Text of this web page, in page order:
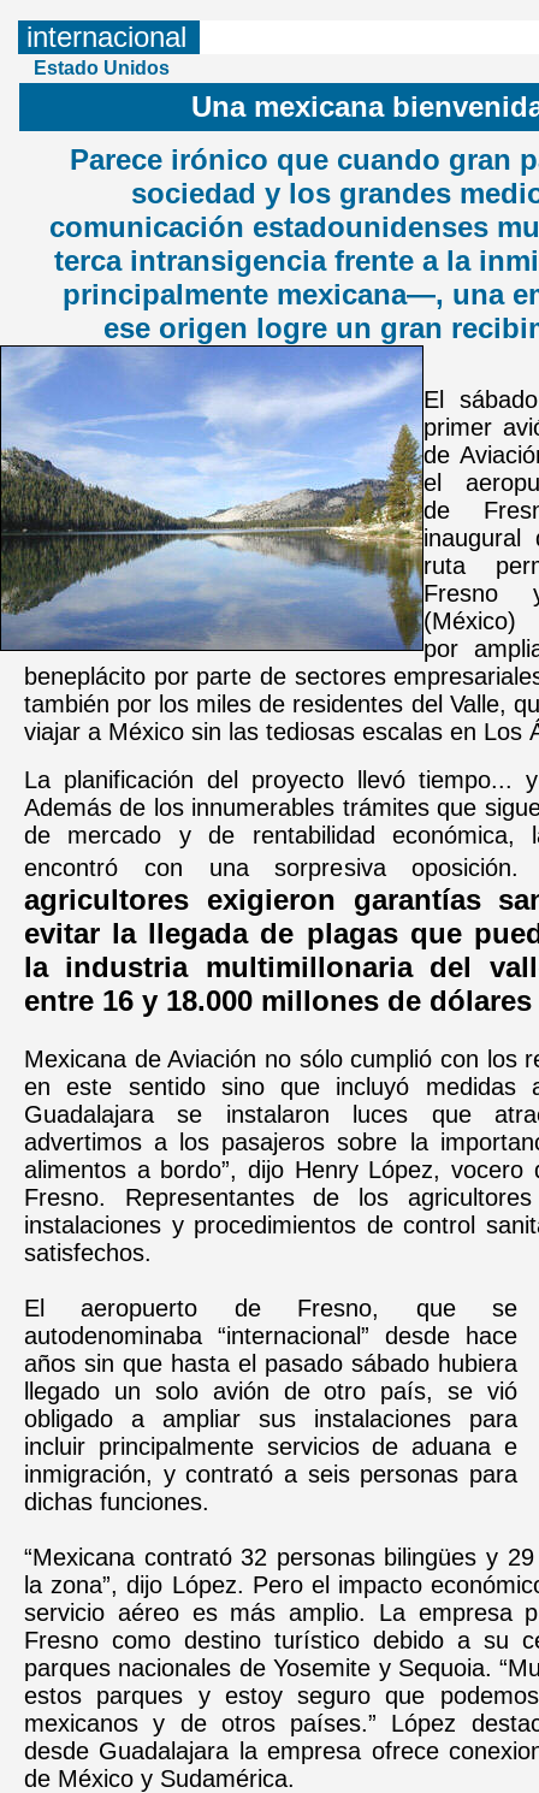
internacional
Estado Unidos
Una mexicana
Parece irónico que cuando gran
sociedad y los grandes
comunicación estadounidenses
terca intransigencia frente a la
principalmente mexicana—, una
ese origen logre un gran
El
primer
de
el
de
ruta
Fresno
(México)
por
beneplácito por parte de sectores
también por los miles de residentes del Valle,
viajar a México sin las tediosas escalas en Los
La planificación del proyecto llevó tiempo...
Además de los innumerables trámites que
de mercado y de rentabilidad económica,
encontró con una sorpresiva
agricultores exigieron garantías
evitar la llegada de plagas que
la industria multimillonaria del
entre 16 y 18.000 millones de
Mexicana de Aviación no sólo cumplió con los
en este sentido sino que incluyó medidas
Guadalajara se instalaron luces que
advertimos a los pasajeros sobre la
alimentos a bordo”, dijo Henry López, vocero
Fresno. Representantes de los
instalaciones y procedimientos de control
satisfechos.
El aeropuerto de Fresno, que se
autodenominaba “internacional” desde hace
años sin que hasta el pasado sábado hubiera
llegado un solo avión de otro país, se vió
obligado a ampliar sus instalaciones para
incluir principalmente servicios de aduana e
inmigración, y contrató a seis personas para
dichas funciones.
“Mexicana contrató 32 personas bilingües y
la zona”, dijo López. Pero el impacto
servicio aéreo es más amplio. La empresa
Fresno como destino turístico debido a su
parques nacionales de Yosemite y Sequoia.
estos parques y estoy seguro que
mexicanos y de otros países.” López
desde Guadalajara la empresa ofrece
de México y Sudamérica.